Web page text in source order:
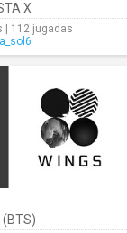
X
| 112 jugadas